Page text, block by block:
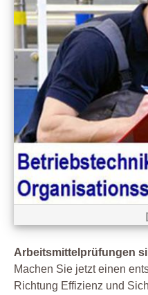
Arbeitsmittelprüfungen
Machen Sie jetzt einen
Richtung Effizienz und